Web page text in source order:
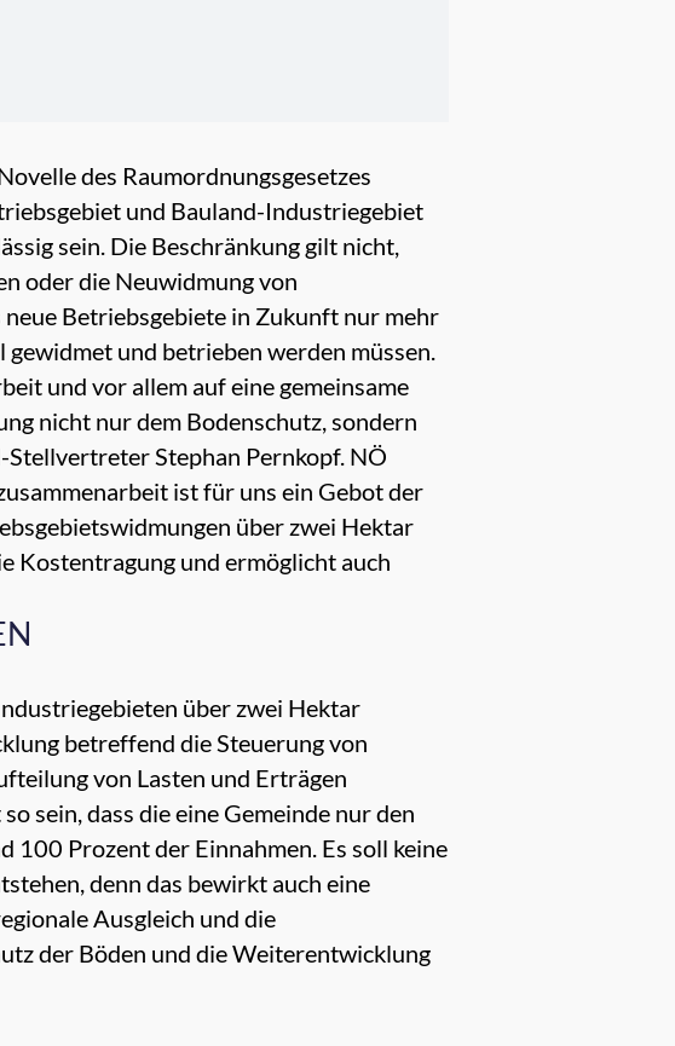
des Raumordnungsgesetzes
und Bauland-Industriegebiet
sein. Die Beschränkung gilt nicht,
oder die Neuwidmung von
Betriebsgebiete in Zukunft nur mehr
und betrieben werden müssen.
und vor allem auf eine gemeinsame
nicht nur dem Bodenschutz, sondern
Stellvertreter Stephan Pernkopf. NÖ
ist für uns ein Gebot der
über zwei Hektar
Kostentragung und ermöglicht auch
über zwei Hektar
betreffend die Steuerung von
von Lasten und Erträgen
sein, dass die eine Gemeinde nur den
100 Prozent der Einnahmen. Es soll keine
denn das bewirkt auch eine
Ausgleich und die
der Böden und die Weiterentwicklung